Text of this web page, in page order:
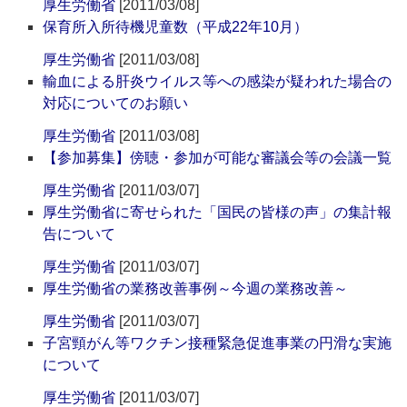
厚生労働省 [2011/03/08]
保育所入所待機児童数（平成22年10月）
厚生労働省 [2011/03/08]
輸血による肝炎ウイルス等への感染が疑われた場合の
対応についてのお願い
厚生労働省 [2011/03/08]
【参加募集】傍聴・参加が可能な審議会等の会議一覧
厚生労働省 [2011/03/07]
厚生労働省に寄せられた「国民の皆様の声」の集計報
告について
厚生労働省 [2011/03/07]
厚生労働省の業務改善事例～今週の業務改善～
厚生労働省 [2011/03/07]
子宮頸がん等ワクチン接種緊急促進事業の円滑な実施
について
厚生労働省 [2011/03/07]